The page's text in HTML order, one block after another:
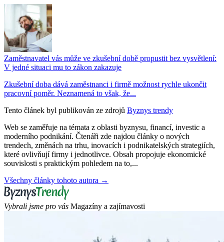
Zaměstnavatel vás může ve zkušební době propustit bez vysvětlení:
V jedné situaci mu to zákon zakazuje
Zkušební doba dává zaměstnanci i firmě možnost rychle ukončit
pracovní poměr. Neznamená to však, že...
Tento článek byl publikován ze zdrojů Byznys trendy
Web se zaměřuje na témata z oblasti byznysu, financí, investic a
moderního podnikání. Čtenáři zde najdou články o nových
trendech, změnách na trhu, inovacích i podnikatelských strategiích,
které ovlivňují firmy i jednotlivce. Obsah propojuje ekonomické
souvislosti s praktickým pohledem na to,...
Všechny články tohoto autora →
Vybrali jsme pro vás Magazíny a zajímavosti